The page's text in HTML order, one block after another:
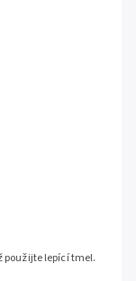
použijte lepící tmel.